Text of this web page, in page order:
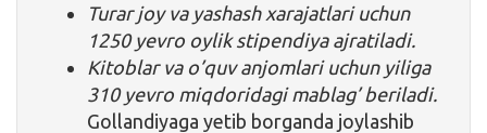
Turar joy va yashash xarajatlari uchun
1250 yevro oylik stipendiya ajratiladi.
Kitoblar va o’quv anjomlari uchun yiliga
310 yevro miqdoridagi mablag’ beriladi.
Gollandiyaga yetib borganda joylashib